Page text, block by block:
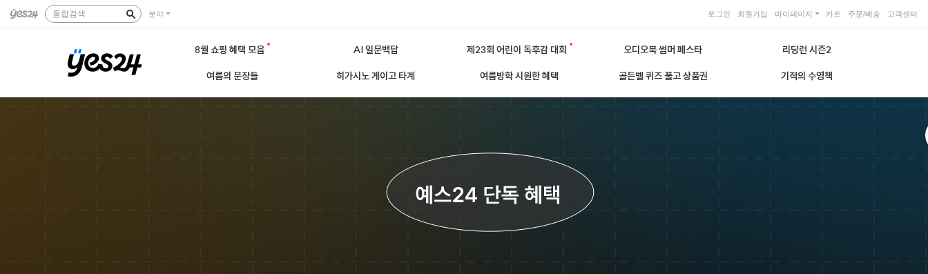
통합검색 분야 로그인 회원가입 마이페이지 카트 주문/배송 고객센터
8월 쇼핑 혜택 모음 AI 일문백답 제23회 어린이 독후감 대회 오디오북 썸머 페스타 리딩런 시즌2
여름의 문장들 히가시노 게이고 타계 여름방학 시원한 혜택 골든벨 퀴즈 풀고 상품권 기적의 수영책